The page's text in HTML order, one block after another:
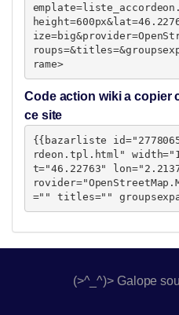
rame>
Code action wiki a copier
ce site
{{bazarliste
rdeon.tpl.html"
t="46.22763"
="" titles=""
(>^_^)> Galope